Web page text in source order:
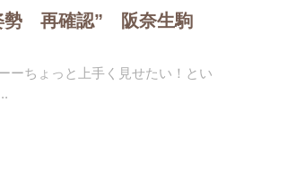
勢 再確認” 阪奈生駒
ーちょっと上手く見せたい！とい